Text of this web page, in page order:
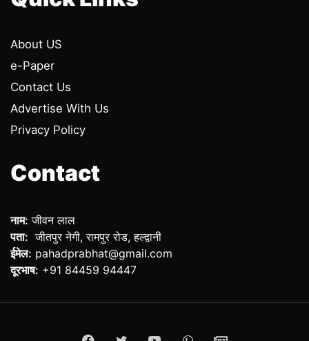
About US
e-Paper
Contact Us
Advertise With Us
Privacy Policy
Contact
नाम: जीवन लाल
पता: जीतपुर नेगी, रामपुर रोड, हल्द्वानी
ईमेल: pahadprabhat@gmail.com
दूरभाष: +91 84459 94447